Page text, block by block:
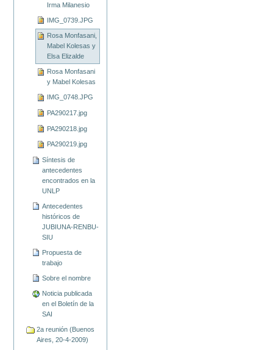
Irma Milanesio
IMG_0739.JPG
Rosa Monfasani,
Mabel Kolesas y
Elsa Elizalde
Rosa Monfasani
y Mabel Kolesas
IMG_0748.JPG
PA290217.jpg
PA290218.jpg
PA290219.jpg
Síntesis de
antecedentes
encontrados en la
UNLP
Antecedentes
históricos de
JUBIUNA-RENBU-
SIU
Propuesta de
trabajo
Sobre el nombre
Noticia publicada
en el Boletín de la
SAI
2a reunión (Buenos
Aires, 20-4-2009)